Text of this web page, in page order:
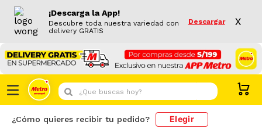
¡Descarga la App!
Descubre toda nuestra variedad con
delivery GRATIS
Descargar X
¿Que buscas hoy?
¿Cómo quieres recibir tu pedido? Elegir